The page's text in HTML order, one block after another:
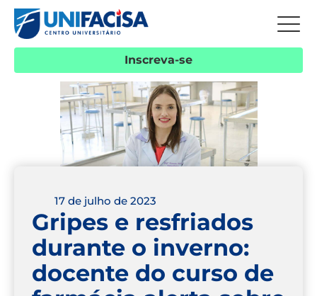
Inscreva-se
17 de julho de 2023
Gripes e resfriados
durante o inverno:
docente do curso de